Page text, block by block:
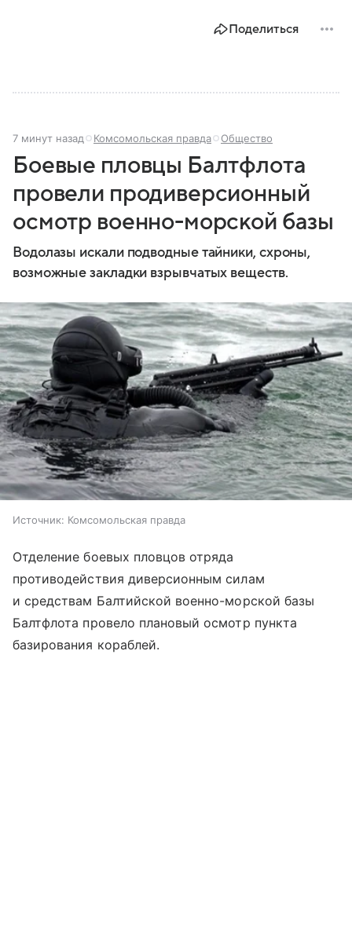
Поделиться
7 минут назад Комсомольская правда Общество
Боевые пловцы Балтфлота
провели продиверсионный
осмотр военно-морской базы
Водолазы искали подводные тайники, схроны,
возможные закладки взрывчатых веществ.
Источник: Комсомольская правда
Отделение боевых пловцов отряда
противодействия диверсионным силам
и средствам Балтийской военно-морской базы
Балтфлота провело плановый осмотр пункта
базирования кораблей.